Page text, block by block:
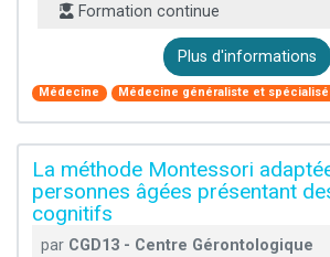
Formation continue
Plus d'informations
Médecine Médecine généraliste et
La méthode Montessori
personnes âgées présentant
cognitifs
par CGD13 - Centre Gérontologique